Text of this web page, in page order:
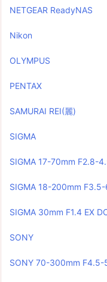
NETGEAR ReadyNAS
Nikon
OLYMPUS
PENTAX
SAMURAI REI(麗)
SIGMA
SIGMA 17-70mm F2.8-
SIGMA 18-200mm
SIGMA 30mm F1.4 EX
SONY
SONY 70-300mm F4.5-